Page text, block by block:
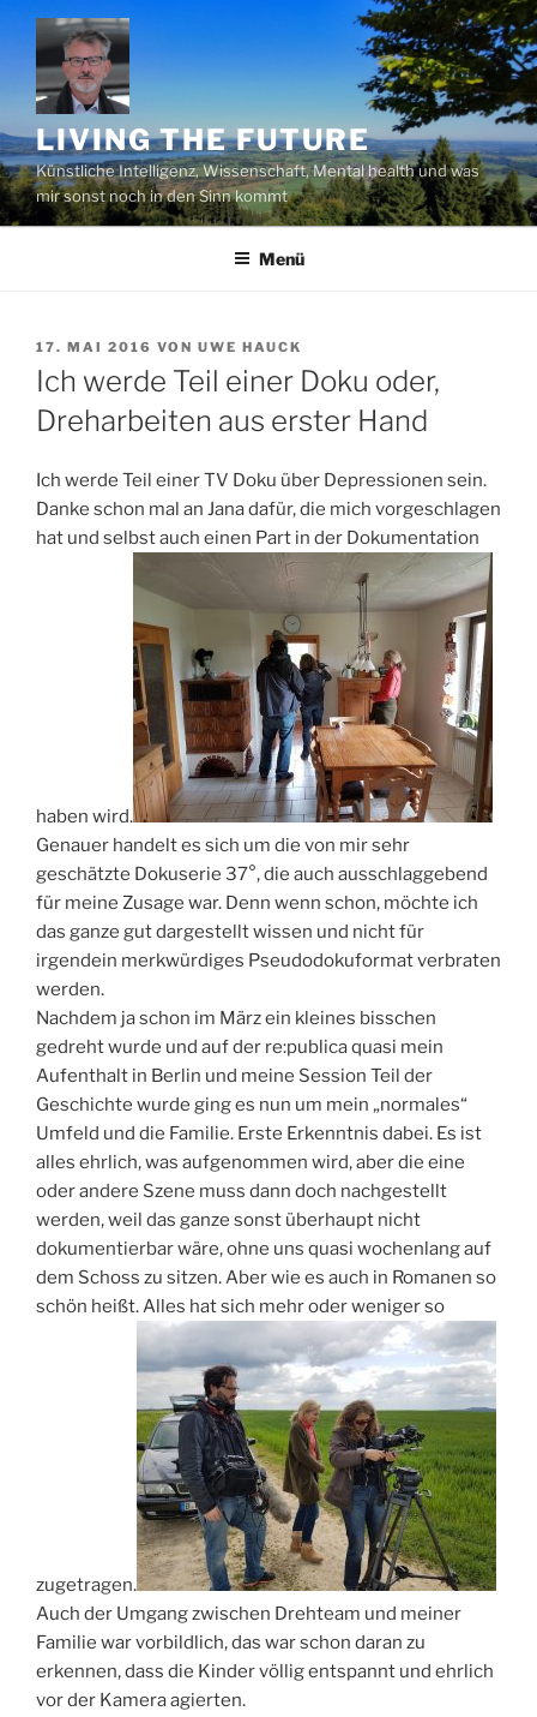
Zum
Inhalt
springen
LIVING THE FUTURE
Künstliche Intelligenz, Wissenschaft, Mental health und was
mir sonst noch in den Sinn kommt
Menü
VERÖFFENTLICHT
AM
17. MAI 2016 VON UWE HAUCK
Ich werde Teil einer Doku oder,
Dreharbeiten aus erster Hand
Ich werde Teil einer TV Doku über Depressionen sein.
Danke schon mal an Jana dafür, die mich vorgeschlagen
hat und selbst auch einen Part in der Dokumentation
haben wird.
Genauer handelt es sich um die von mir sehr
geschätzte Dokuserie 37°, die auch ausschlaggebend
für meine Zusage war. Denn wenn schon, möchte ich
das ganze gut dargestellt wissen und nicht für
irgendein merkwürdiges Pseudodokuformat verbraten
werden.
Nachdem ja schon im März ein kleines bisschen
gedreht wurde und auf der re:publica quasi mein
Aufenthalt in Berlin und meine Session Teil der
Geschichte wurde ging es nun um mein „normales“
Umfeld und die Familie. Erste Erkenntnis dabei. Es ist
alles ehrlich, was aufgenommen wird, aber die eine
oder andere Szene muss dann doch nachgestellt
werden, weil das ganze sonst überhaupt nicht
dokumentierbar wäre, ohne uns quasi wochenlang auf
dem Schoss zu sitzen. Aber wie es auch in Romanen so
schön heißt. Alles hat sich mehr oder weniger so
zugetragen.
Auch der Umgang zwischen Drehteam und meiner
Familie war vorbildlich, das war schon daran zu
erkennen, dass die Kinder völlig entspannt und ehrlich
vor der Kamera agierten.